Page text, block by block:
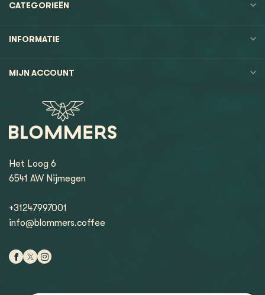
CATEGORIEËN
INFORMATIE
MIJN ACCOUNT
Het Loog 6
6541 AW Nijmegen
+31247997001
info@blommers.coffee